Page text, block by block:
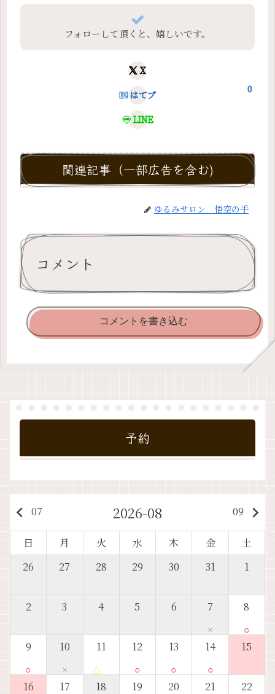
フォローして頂くと、嬉しいです。
X
はてブ
0
LINE
関連記事（一部広告を含む)
ゆるみサロン 悟空の手
コメント
コメントを書き込む
予約
keyboard_arrow_left 07 2026-08 09 keyboard_arrow_right
日 月 火 水 木 金
土
26
27 28 29 30 31 1
2 3 4 5 6 7
×
8
○
9
○
10
×
11
△
12
○
13
○
14
○
15
16 17 18 19 20 21 22